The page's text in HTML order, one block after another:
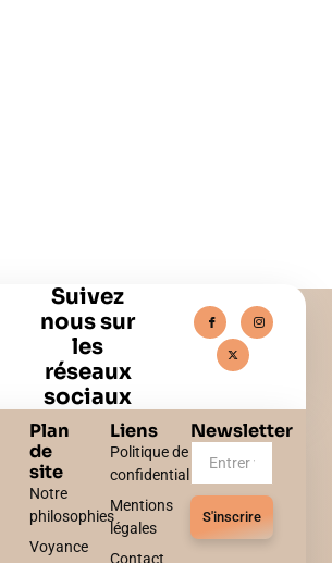
Suivez
nous sur
les
réseaux
sociaux
Plan
de
site
Notre
philosophies
Voyance
Liens
Politique de
confidentialité
Mentions
légales
Contact
Newsletter
S'inscrire